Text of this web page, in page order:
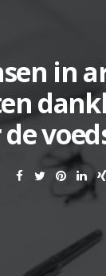
in